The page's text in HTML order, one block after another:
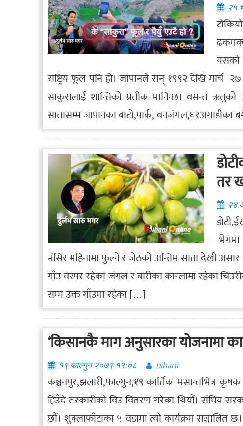
२५
यसको
राष्ट्रिय फूल पनि हो। जापानले सन् १९९२ देखि
साकुरालाई शान्तिको प्रतीक मानिन्छ। वसन्त
सातासम्म जापानका बाटो,पार्क,
तर
२४
भेगमा
मंसिर महिनामा फुल्ने र जेठको अन्तिम साता देखी असार
गाँउ वरपर रहेका जंगल र बारीका कान्लामा रहेका
सम्म उक्त गाँउमा रहेका […]
‘किसानकै माग अनुसारका योजनामा
१९ फाल्गुन २०७९ ११:०८ bihani
कञ्चनपुर,झलारी,फाल्गुन,१९-कार्तिक मसान्तभित्र
हिउँदे तरकारीको विउ वितरण गरेका थियौं। संघिय
छौं। शुक्लाफाँटाका ५ वडामा त्यो कार्यक्रम सञ्चालित